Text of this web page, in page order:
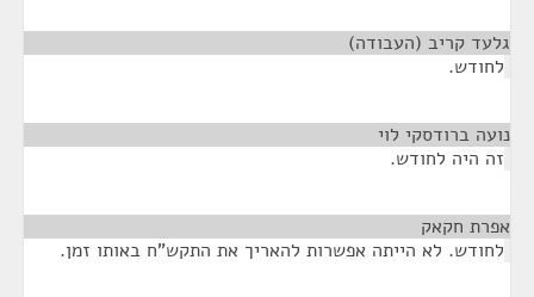
גלעד קריב (העבודה)
לחודש.
נועה ברודסקי לוי
זה היה לחודש.
אפרת חקאק
לחודש. לא הייתה אפשרות להאריך את התקש"ח באותו זמן.